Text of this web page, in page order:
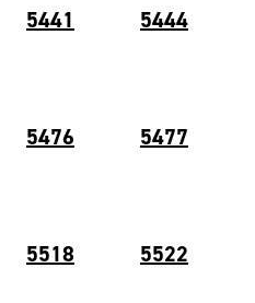
5441 5444
5476 5477
5518 5522